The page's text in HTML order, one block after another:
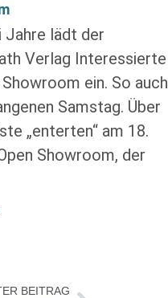
Jahre lädt der
Verlag Interessierte
ein. So auch
Samstag. Über
„enterten“ am 18.
Showroom, der
BEITRAG